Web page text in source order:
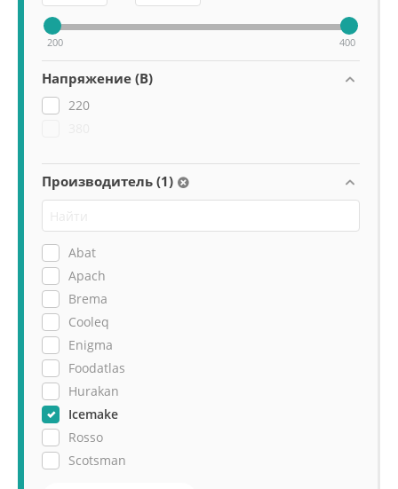
200 400
Напряжение (В)
220
Производитель (1)
Abat
Apach
Brema
Cooleq
Enigma
Foodatlas
Hurakan
Icemake
Rosso
Scotsman